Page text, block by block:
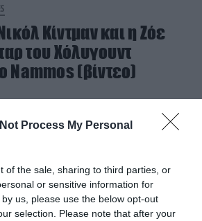
Process My Personal
of the sale, sharing to third parties, or
or sensitive information for
us, please use the below opt-out
selection. Please note that after your
Κίντμαν και η Ζόε
του Χόλυγουντ
Nammos (βίντεο)